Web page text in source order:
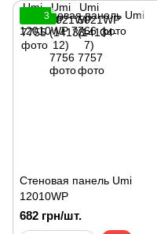
3
Стеновая панель Umi
12010WP
682 грн/шт.